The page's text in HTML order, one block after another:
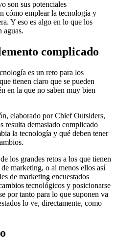
son sus potenciales
cómo emplear la tecnología y
Y eso es algo en lo que los
aguas.
complicado
es un reto para los
tienen claro que se pueden
en la que no saben muy bien
elaborado por Chief Outsiders,
resulta demasiado complicado
la tecnología y qué deben tener
los grandes retos a los que tienen
marketing, o al menos ellos así
de marketing encuestados
tecnológicos y posicionarse
por tanto para lo que suponen va
lo ve, directamente, como